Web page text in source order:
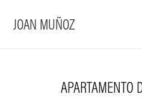
JOAN MUÑOZ
APARTAMENTO